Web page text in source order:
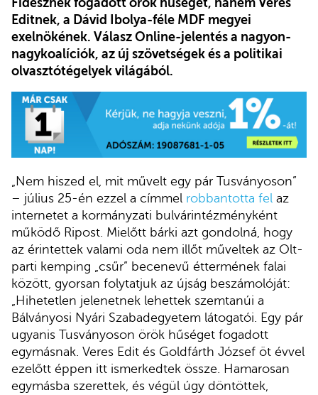
Editnek, a Dávid Ibolya-féle MDF megyei
exelnökének. Válasz Online-jelentés a nagyon-
nagykoalíciók, az új szövetségek és a politikai
olvasztótégelyek világából.
„Nem hi­szed el, mit mű­velt egy pár Tus­vá­nyo­son”
– július 25-én ezzel a címmel robbantotta fel az
internetet a kormányzati bulvárintézményként
működő Ripost. Mielőtt bárki azt gondolná, hogy
az érintettek valami oda nem illőt műveltek az Olt-
parti kemping „csűr” becenevű éttermének falai
között, gyorsan folytatjuk az újság beszámolóját:
„Hihetetlen jelenetnek lehettek szemtanúi a
Bálványosi Nyári Szabadegyetem látogatói. Egy pár
ugyanis Tusványoson örök hűséget fogadott
egymásnak. Veres Edit és Goldfárth József öt évvel
ezelőtt éppen itt ismerkedtek össze. Hamarosan
egymásba szerettek, és végül úgy döntöttek,